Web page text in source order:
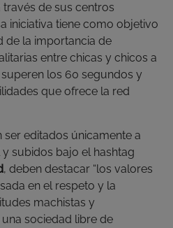
de sus centros
iniciativa tiene como objetivo
de la importancia de
entre chicas y chicos a
los 60 segundos y
que ofrece la red
editados únicamente a
subidos bajo el hashtag
, deben destacar “los valores
en el respeto y la
machistas y
sociedad libre de